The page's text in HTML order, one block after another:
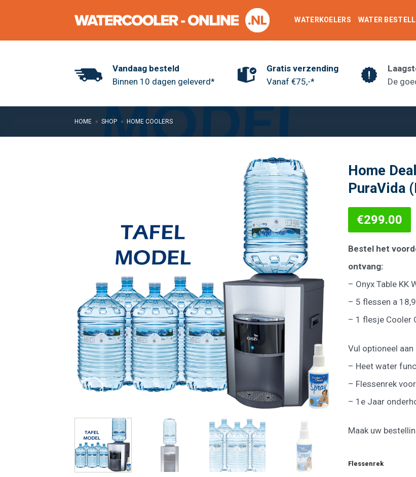
WATERKOELERS WATER
Vandaag besteld
Binnen 10 dagen geleverd*
Gratis verzending
Vanaf €75,-*
De
HOME » SHOP » HOME COOLERS
Toevoegen
aan
wenslijst
Home
PuraVida
€299.00
Bestel het
ontvang:
– Onyx Table KK
– 5 flessen a
– 1 flesje Cooler
Vul optioneel aan
– Heet water
– Flessenrek
– 1e Jaar
Maak uw
Flessenrek